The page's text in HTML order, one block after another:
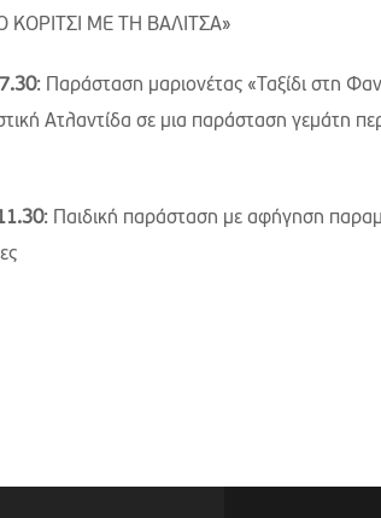
ΚΟΡΙΤΣΙ ΜΕ ΤΗ ΒΑΛΙΤΣΑ»
: Παράσταση μαριονέτας «Ταξίδι στη
Ατλαντίδα σε μια παράσταση γεμάτη
: Παιδική παράσταση με αφήγηση